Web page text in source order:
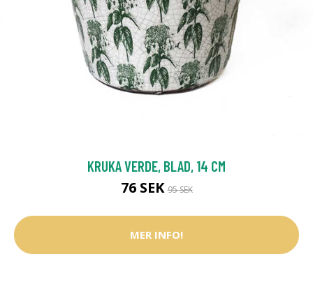
KRUKA VERDE, BLAD, 14 CM
76 SEK95 SEK
MER INFO!